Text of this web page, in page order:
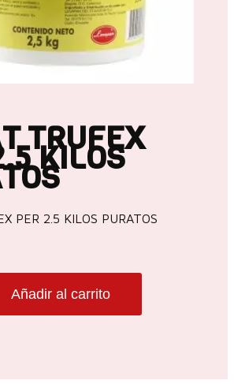
TRUFEX
KILOS
PER 2.5 KILOS PURATOS
Añadir al carrito